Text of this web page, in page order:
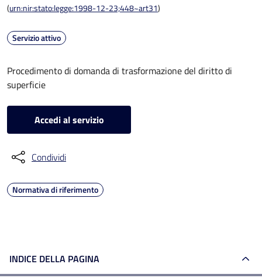
(urn:nir:stato:legge:1998-12-23;448~art31)
Servizio attivo
Procedimento di domanda di trasformazione del diritto di
superficie
Accedi al servizio
Condividi
Normativa di riferimento
INDICE DELLA PAGINA